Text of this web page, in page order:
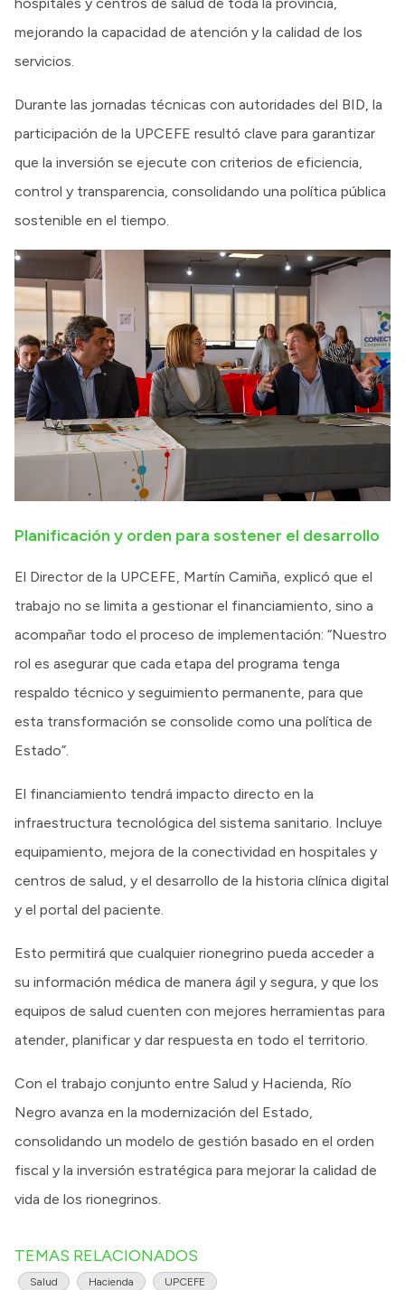
mejorando la capacidad de atención y la calidad de los
servicios.
Durante las jornadas técnicas con autoridades del BID, la
participación de la UPCEFE resultó clave para garantizar
que la inversión se ejecute con criterios de eficiencia,
control y transparencia, consolidando una política pública
sostenible en el tiempo.
Planificación y orden para sostener el desarrollo
El Director de la UPCEFE, Martín Camiña, explicó que el
trabajo no se limita a gestionar el financiamiento, sino a
acompañar todo el proceso de implementación: “Nuestro
rol es asegurar que cada etapa del programa tenga
respaldo técnico y seguimiento permanente, para que
esta transformación se consolide como una política de
Estado”.
El financiamiento tendrá impacto directo en la
infraestructura tecnológica del sistema sanitario. Incluye
equipamiento, mejora de la conectividad en hospitales y
centros de salud, y el desarrollo de la historia clínica digital
y el portal del paciente.
Esto permitirá que cualquier rionegrino pueda acceder a
su información médica de manera ágil y segura, y que los
equipos de salud cuenten con mejores herramientas para
atender, planificar y dar respuesta en todo el territorio.
Con el trabajo conjunto entre Salud y Hacienda, Río
Negro avanza en la modernización del Estado,
consolidando un modelo de gestión basado en el orden
fiscal y la inversión estratégica para mejorar la calidad de
vida de los rionegrinos.
TEMAS RELACIONADOS
Salud Hacienda UPCEFE